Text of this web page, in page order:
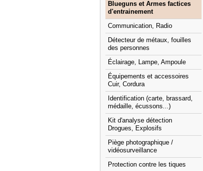
Blueguns et Armes factices
d'entrainement
Communication, Radio
Détecteur de métaux, fouilles
des personnes
Éclairage, Lampe, Ampoule
Équipements et accessoires
Cuir, Cordura
Identification (carte, brassard,
médaille, écussons...)
Kit d'analyse détection
Drogues, Explosifs
Piège photographique /
vidéosurveillance
Protection contre les tiques